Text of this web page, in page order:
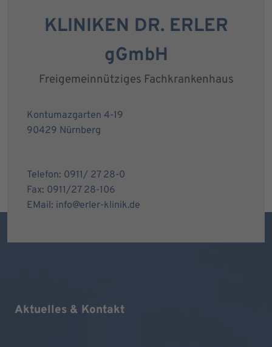
KLINIKEN DR. ERLER
gGmbH
Freigemeinnütziges Fachkrankenhaus
Kontumazgarten 4-19
90429 Nürnberg
Telefon: 0911/ 27 28-0
Fax: 0911/27 28-106
EMail: info@erler-klinik.de
Aktuelles & Kontakt